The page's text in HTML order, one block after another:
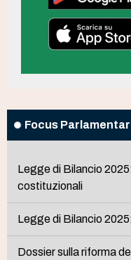
Focus
Legge di Bilancio
costituzionali
Legge di Bilancio
Dossier sulla riforma